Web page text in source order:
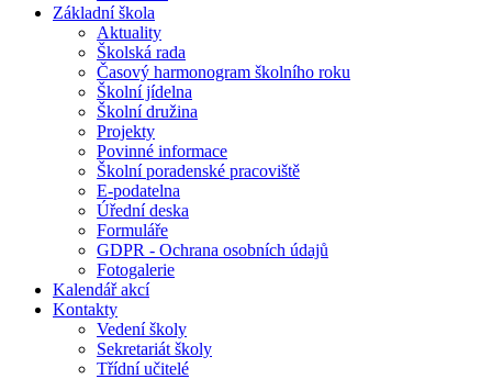
Základní škola
Aktuality
Školská rada
Časový harmonogram školního roku
Školní jídelna
Školní družina
Projekty
Povinné informace
Školní poradenské pracoviště
E-podatelna
Úřední deska
Formuláře
GDPR - Ochrana osobních údajů
Fotogalerie
Kalendář akcí
Kontakty
Vedení školy
Sekretariát školy
Třídní učitelé